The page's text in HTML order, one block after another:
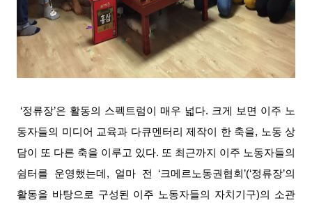
‘정류장’은 활동의 스펙트럼이 매우 넓다. 크게 보면 이주 노
동자들의 미디어 교육과 다큐멘터리 제작이 한 축을, 노동 상
담이 또 다른 축을 이루고 있다. 또 최근까지 이주 노동자들의
쉼터를 운영했는데, 얼마 전 ‘크메르노동권협회’(‘정류장’의
활동을 바탕으로 구성된 이주 노동자들의 자치기구)의 소관